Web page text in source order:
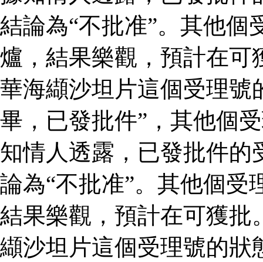
結論為“不批准”。其他個
爐，結果樂觀，預計在可
華海纈沙坦片這個受理號
畢，已發批件”，其他個
知情人透露，已發批件的
論為“不批准”。其他個受
結果樂觀，預計在可獲批
纈沙坦片這個受理號的狀